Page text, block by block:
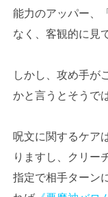
能力のアッパー、
なく、客観的に見
しかし、攻め手が
かと言うとそうで
呪文に関するケア
りますし、クリー
指定で相手ターン